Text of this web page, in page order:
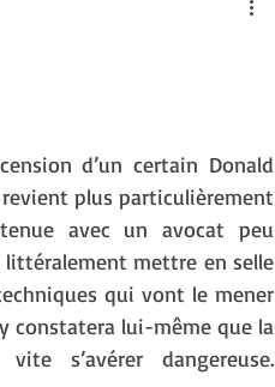
d’un certain Donald
revient plus particulièrement
avec un avocat peu
littéralement mettre en selle
qui vont le mener
constatera lui-même que la
s’avérer dangereuse.